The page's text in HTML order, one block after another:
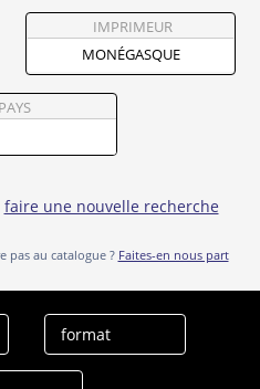
IMPRIMEUR
PAYS
faire une nouvelle recherche
pas au catalogue ? Faites-en nous part